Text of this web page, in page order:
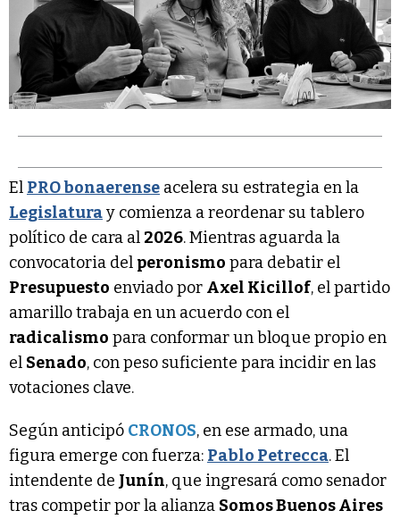
El PRO bonaerense acelera su estrategia en la
Legislaturay comienza a reordenar su tablero
político de cara al 2026. Mientras aguarda la
convocatoria del peronismo para debatir el
Presupuesto enviado por Axel Kicillof, el partido
amarillo trabaja en un acuerdo con el
radicalismo para conformar un bloque propio en
el Senado, con peso suficiente para incidir en las
votaciones clave.
Según anticipó CRONOS, en ese armado, una
figura emerge con fuerza: Pablo Petrecca. El
intendente de Junín, que ingresará como senador
tras competir por la alianza Somos Buenos Aires